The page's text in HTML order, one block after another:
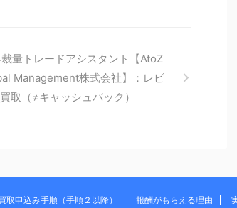
量トレードアシスタント【AtoZ
Management株式会社】：レビ
取（≠キャッシュバック）
取申込み手順（手順２以降） 報酬がもらえる理由